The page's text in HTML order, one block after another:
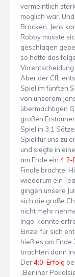
vermeintlich
möglich war.
Brocken. Jens
Robby musste
geschlagen
so hätte das
Aber der CfL
Spiel im fünften
von unserem
übermächtigen
großen
Spiel in 3:1
Spiel für uns zu
und siegte in
am Ende ein 4:2-
Finale brachte.
wiederum ein
gingen unsere
sich die große
nicht mehr
Ingo, konnte
Einzel für sich
hieß es am
brachten dann
Der4:0-Erfolg
„Berliner